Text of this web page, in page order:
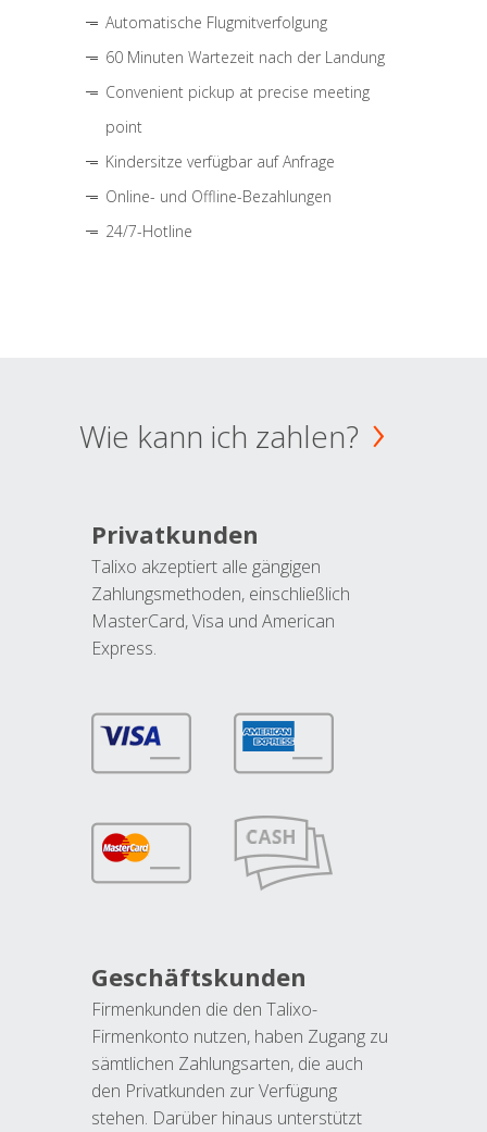
Automatische Flugmitverfolgung
60 Minuten Wartezeit nach der Landung
Convenient pickup at precise meeting
point
Kindersitze verfügbar auf Anfrage
Online- und Offline-Bezahlungen
24/7-Hotline
Wie kann ich zahlen?
Privatkunden
Talixo akzeptiert alle gängigen
Zahlungsmethoden, einschließlich
MasterCard, Visa und American
Express.
Geschäftskunden
Firmenkunden die den Talixo-
Firmenkonto nutzen, haben Zugang zu
sämtlichen Zahlungsarten, die auch
den Privatkunden zur Verfügung
stehen. Darüber hinaus unterstützt